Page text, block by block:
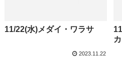
11/22(水)メダイ・ワラサ
2023.11.22
カ